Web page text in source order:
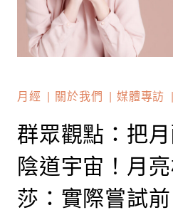
月經 關於我們 媒體專訪
群眾觀點：把
陰道宇宙！月
莎：實際嘗試